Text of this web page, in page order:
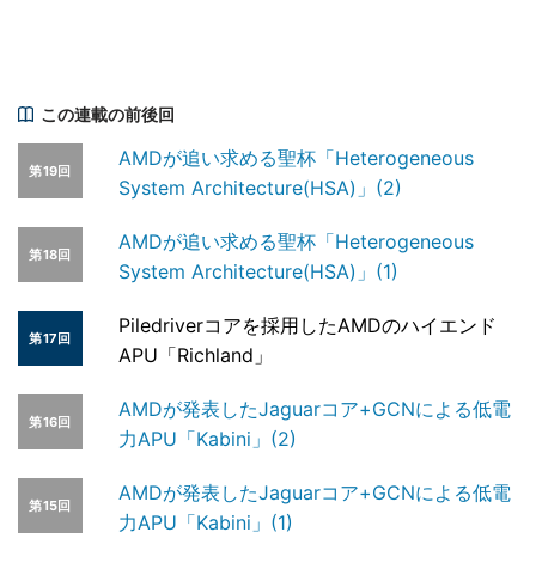
この連載の前後回
第19回
AMDが追い求める聖杯「Heterogeneous
System Architecture(HSA)」(2)
第18回
AMDが追い求める聖杯「Heterogeneous
System Architecture(HSA)」(1)
第17回
Piledriverコアを採用したAMDのハイエンド
APU「Richland」
第16回
AMDが発表したJaguarコア+GCNによる低電
力APU「Kabini」(2)
第15回
AMDが発表したJaguarコア+GCNによる低電
力APU「Kabini」(1)